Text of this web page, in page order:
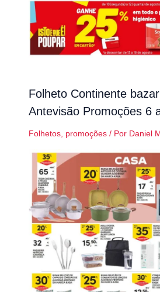
Folheto Continente
Antevisão Promoções 6
Folhetos, promoções/ Por Daniel